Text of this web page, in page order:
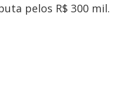
pelos R$ 300 mil.